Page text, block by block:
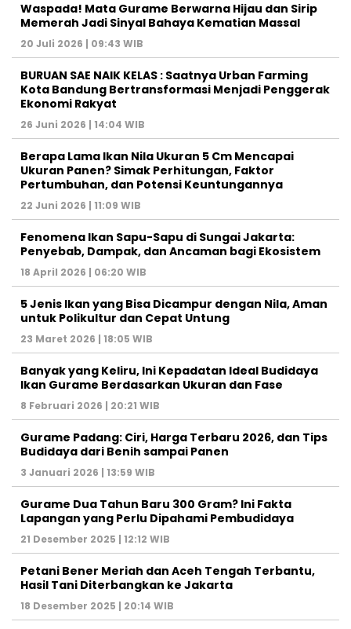
Waspada! Mata Gurame Berwarna Hijau dan Sirip
Memerah Jadi Sinyal Bahaya Kematian Massal
20 Juli 2026 | 09:43 WIB
BURUAN SAE NAIK KELAS : Saatnya Urban Farming
Kota Bandung Bertransformasi Menjadi Penggerak
Ekonomi Rakyat
26 Juni 2026 | 14:04 WIB
Berapa Lama Ikan Nila Ukuran 5 Cm Mencapai
Ukuran Panen? Simak Perhitungan, Faktor
Pertumbuhan, dan Potensi Keuntungannya
22 Juni 2026 | 11:09 WIB
Fenomena Ikan Sapu-Sapu di Sungai Jakarta:
Penyebab, Dampak, dan Ancaman bagi Ekosistem
18 April 2026 | 06:20 WIB
5 Jenis Ikan yang Bisa Dicampur dengan Nila, Aman
untuk Polikultur dan Cepat Untung
23 Maret 2026 | 18:05 WIB
Banyak yang Keliru, Ini Kepadatan Ideal Budidaya
Ikan Gurame Berdasarkan Ukuran dan Fase
8 Februari 2026 | 20:21 WIB
Gurame Padang: Ciri, Harga Terbaru 2026, dan Tips
Budidaya dari Benih sampai Panen
3 Januari 2026 | 13:59 WIB
Gurame Dua Tahun Baru 300 Gram? Ini Fakta
Lapangan yang Perlu Dipahami Pembudidaya
21 Desember 2025 | 12:12 WIB
Petani Bener Meriah dan Aceh Tengah Terbantu,
Hasil Tani Diterbangkan ke Jakarta
18 Desember 2025 | 20:14 WIB